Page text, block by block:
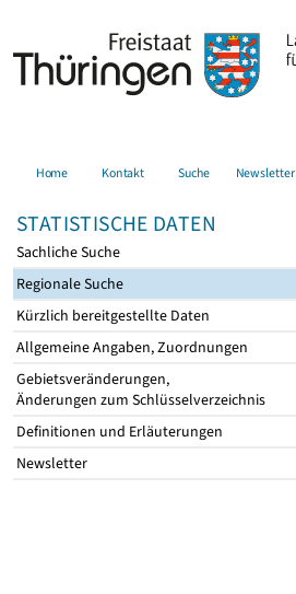
Home Kontakt Suche Newsletter
STATISTISCHE DATEN
Sachliche Suche
Regionale Suche
Kürzlich bereitgestellte Daten
Allgemeine Angaben, Zuordnungen
Gebietsveränderungen,
Änderungen zum Schlüsselverzeichnis
Definitionen und Erläuterungen
Newsletter